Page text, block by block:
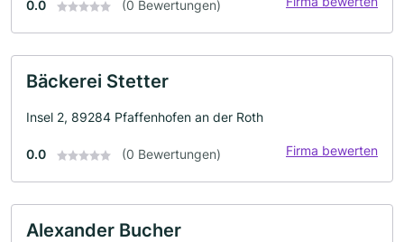
0.0 (0 Bewertungen)
Bäckerei Stetter
Insel 2, 89284 Pfaffenhofen an der Roth
0.0 (0 Bewertungen) Firma bewerten
Alexander Bucher